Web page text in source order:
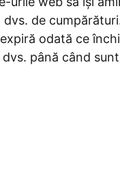
de
odată ce
până când